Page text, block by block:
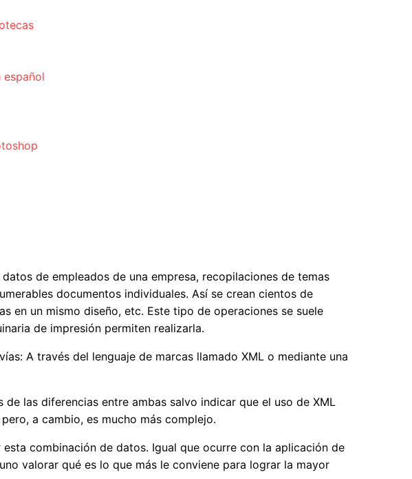
español
de empleados de una empresa, recopilaciones de temas
documentos individuales. Así se crean cientos de
en un mismo diseño, etc. Este tipo de operaciones se suele
de impresión permiten realizarla.
A través del lenguaje de marcas llamado XML o mediante una
las diferencias entre ambas salvo indicar que el uso de XML
a cambio, es mucho más complejo.
combinación de datos. Igual que ocurre con la aplicación de
valorar qué es lo que más le conviene para lograr la mayor